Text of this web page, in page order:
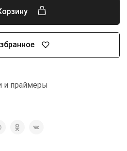
и праймеры